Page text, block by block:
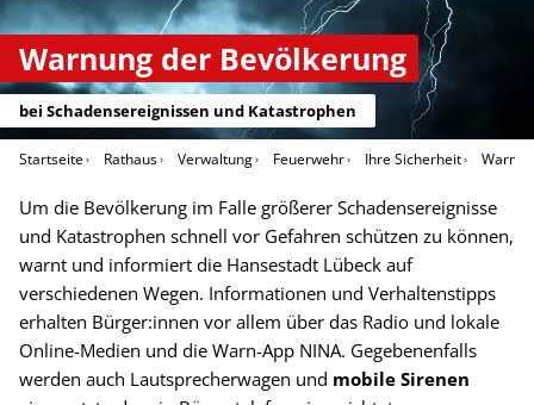
Warnung der Bevölkerung
bei Schadensereignissen und Katastrophen
Startseite Rathaus Verwaltung Feuerwehr Ihre Sicherheit
Um die Bevölkerung im Falle größerer Schadensereignisse
und Katastrophen schnell vor Gefahren schützen zu können,
warnt und informiert die Hansestadt Lübeck auf
verschiedenen Wegen. Informationen und Verhaltenstipps
erhalten Bürger:innen vor allem über das Radio und lokale
Online-Medien und die Warn-App NINA. Gegebenenfalls
werden auch Lautsprecherwagen und mobile Sirenen